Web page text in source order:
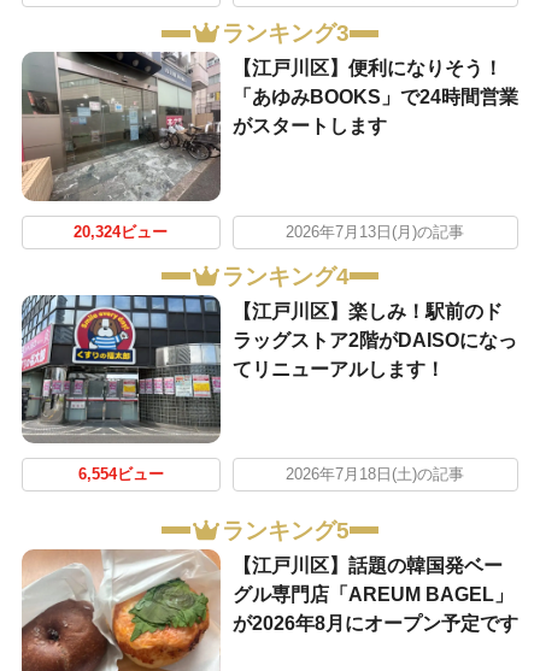
ランキング3
【江戸川区】便利になりそう！
「あゆみBOOKS」で24時間営業
がスタートします
20,324ビュー 2026年7月13日(月)の記事
ランキング4
【江戸川区】楽しみ！駅前のド
ラッグストア2階がDAISOになっ
てリニューアルします！
6,554ビュー 2026年7月18日(土)の記事
ランキング5
【江戸川区】話題の韓国発ベー
グル専門店「AREUM BAGEL」
が2026年8月にオープン予定です